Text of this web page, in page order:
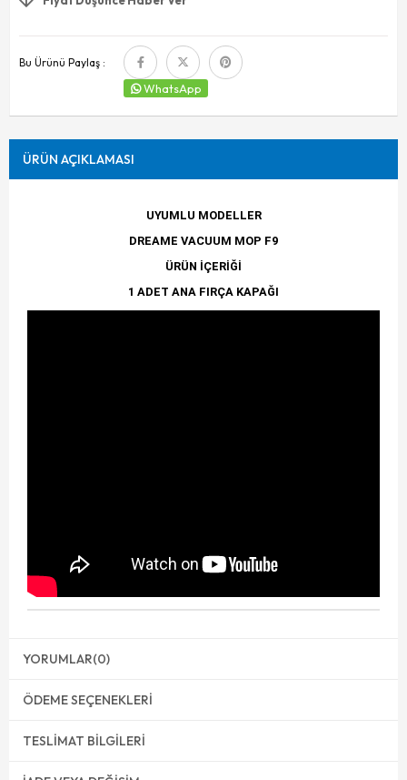
Bu Ürünü Paylaş :
WhatsApp
ÜRÜN AÇIKLAMASI
UYUMLU MODELLER
DREAME VACUUM MOP F9
ÜRÜN İÇERİĞİ
1 ADET ANA FIRÇA KAPAĞI
YORUMLAR(0)
ÖDEME SEÇENEKLERI
TESLIMAT BILGILERI